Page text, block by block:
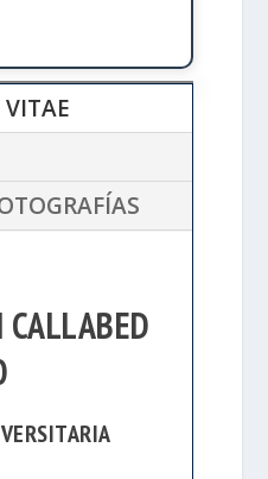
CALLABED